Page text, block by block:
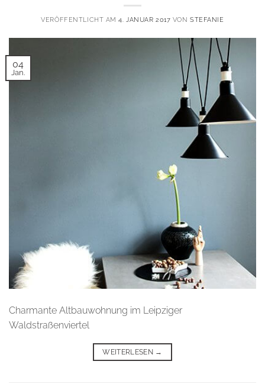
VERÖFFENTLICHT AM4. JANUAR 2017 VONSTEFANIE
04
Jan.
Charmante Altbauwohnung im Leipziger
Waldstraßenviertel
WEITERLESEN →